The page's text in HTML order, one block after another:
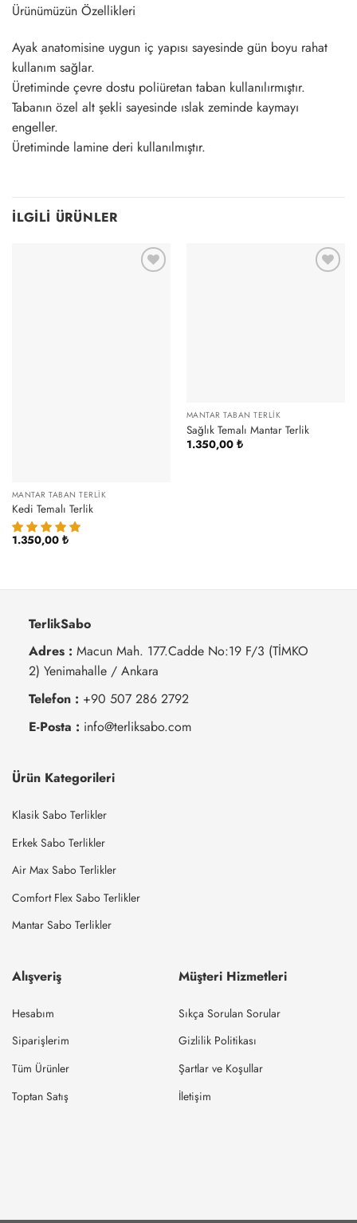
Ürünümüzün Özellikleri
Ayak anatomisine uygun iç yapısı sayesinde gün boyu rahat
kullanım sağlar.
Üretiminde çevre dostu poliüretan taban kullanılırmıştır.
Tabanın özel alt şekli sayesinde ıslak zeminde kaymayı
engeller.
Üretiminde lamine deri kullanılmıştır.
İLGILI ÜRÜNLER
MANTAR TABAN TERLIK
Kedi Temalı Terlik
1.350,00 ₺
MANTAR TABAN TERLIK
Sağlık Temalı Mantar Terlik
1.350,00 ₺
TerlikSabo
Adres : Macun Mah. 177.Cadde No:19 F/3 (TİMKO
2) Yenimahalle / Ankara
Telefon : +90 507 286 2792
E-Posta : info@terliksabo.com
Ürün Kategorileri
Klasik Sabo Terlikler
Erkek Sabo Terlikler
Air Max Sabo Terlikler
Comfort Flex Sabo Terlikler
Mantar Sabo Terlikler
Alışveriş
Hesabım
Siparişlerim
Tüm Ürünler
Toptan Satış
Müşteri Hizmetleri
Sıkça Sorulan Sorular
Gizlilik Politikası
Şartlar ve Koşullar
İletişim